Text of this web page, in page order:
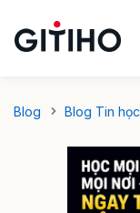
Blog Blog Tin học